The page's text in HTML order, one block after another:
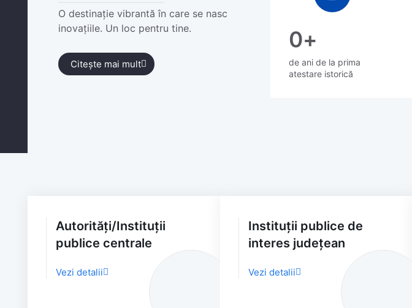
O destinație vibrantă în care se nasc
inovațiile. Un loc pentru tine.
Citește mai mult
de ani de la prima
atestare istorică
0+
Autorități/Instituții
publice centrale
Vezi detalii
Instituții publice de
interes județean
Vezi detalii